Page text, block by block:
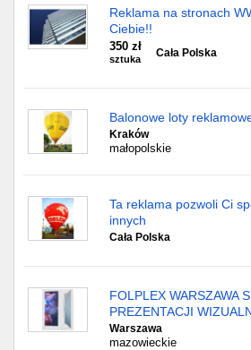
Reklama na stronach
Ciebie!!
350 zł
sztuka
Cała Polska
Balonowe loty
Kraków
małopolskie
Ta reklama pozwoli Ci
innych
Cała Polska
FOLPLEX WARSZAWA
PREZENTACJI
Warszawa
mazowieckie